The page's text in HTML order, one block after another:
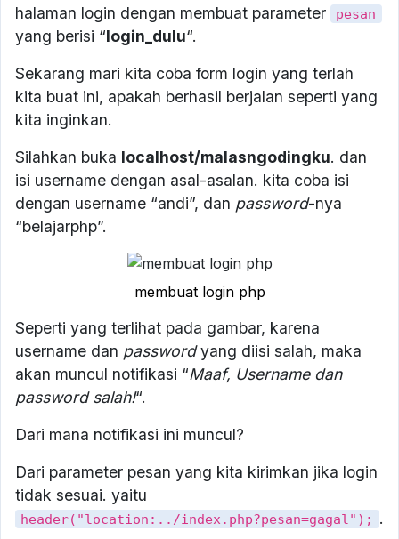
halaman login dengan membuat parameter
pesan
yang berisi “login_dulu“.
Sekarang mari kita coba form login yang terlah
kita buat ini, apakah berhasil berjalan seperti yang
kita inginkan.
Silahkan buka localhost/malasngodingku. dan
isi username dengan asal-asalan. kita coba isi
dengan username “andi”, dan password-nya
“belajarphp”.
membuat login php
Seperti yang terlihat pada gambar, karena
username dan passwordyang diisi salah, maka
akan muncul notifikasi “Maaf, Username dan
password salah!“.
Dari mana notifikasi ini muncul?
Dari parameter pesan yang kita kirimkan jika login
tidak sesuai. yaitu
header("location:../index.php?pesan=gagal");
.